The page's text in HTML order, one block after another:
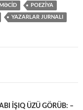
POEZİYA
YAZARLAR JURNALI
İŞIQ ÜZÜ GÖRÜB: –